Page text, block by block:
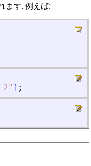
ます. 例えば:
2" ] ;